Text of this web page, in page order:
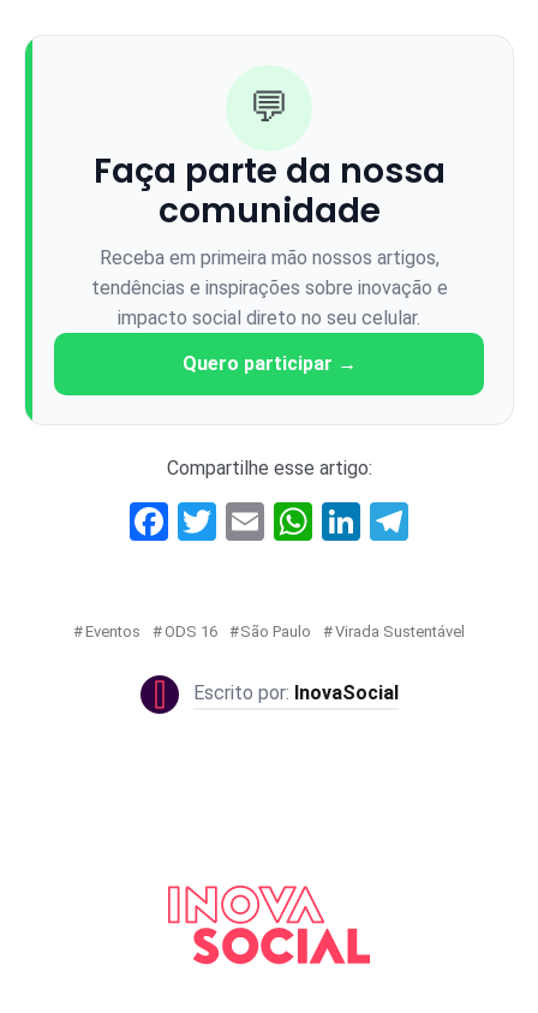
💬
Faça parte da nossa
comunidade
Receba em primeira mão nossos artigos,
tendências e inspirações sobre inovação e
impacto social direto no seu celular.
Quero participar →
Compartilhe esse artigo:
Facebook
Twitter
EmailWhatsApp
LinkedIn
Eventos ODS 16 São Paulo Virada Sustentável
InovaSocial